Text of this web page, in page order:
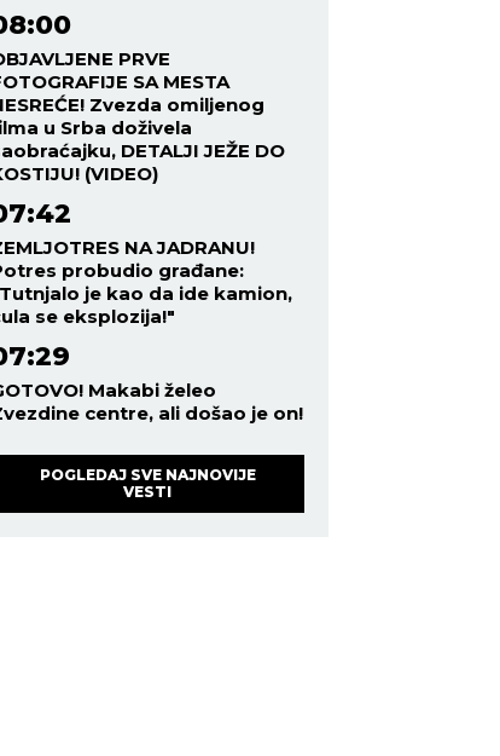
PRVE
SA MESTA
Zvezda omiljenog
u Srba doživela
DETALJI JEŽE DO
(VIDEO)
NA JADRANU!
probudio građane:
je kao da ide kamion,
se eksplozija!"
Makabi želeo
centre, ali došao je on!
POGLEDAJ SVE NAJNOVIJE
VESTI